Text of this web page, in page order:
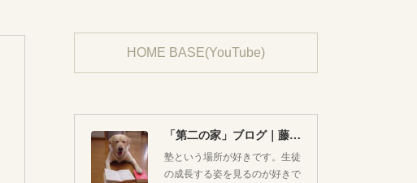
HOME BASE(YouTube)
「第二の家」ブログ｜藤沢市の個別指導塾のお話
塾という場所が好きです。生徒
の成長する姿を見るのが好きで